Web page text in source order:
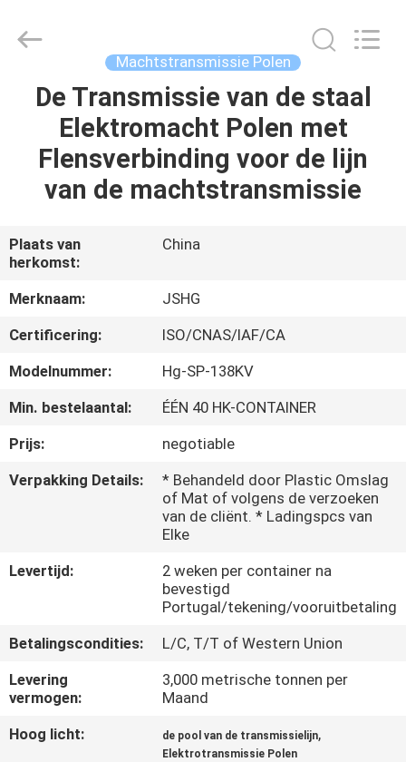
HUIS
PRODUCTEN
VR-
SHOW
ONGEVEER
FABRIEKSREIS
KWALITEITSCONTROLE
CONTACTEER
NIEUWS
VERZOEK
OM EEN
co.,ltd.
Reserved.
Machtstransmissie Polen
De Transmissie van de staal
Elektromacht Polen met
Flensverbinding voor de lijn
van de machtstransmissie
Plaats van
herkomst:
China
Merknaam:
JSHG
Certificering:
ISO/CNAS/IAF/CA
Modelnummer:
Hg-SP-138KV
Min. bestelaantal:
ÉÉN 40 HK-CONTAINER
Prijs:
negotiable
Verpakking Details:
* Behandeld door Plastic Omslag
of Mat of volgens de verzoeken
van de cliënt. * Ladingspcs van
Elke
Levertijd:
2 weken per container na
bevestigd
Portugal/tekening/vooruitbetaling
Betalingscondities:
L/C, T/T of Western Union
Levering
vermogen:
3,000 metrische tonnen per
Maand
Hoog licht:
de pool van de transmissielijn,
Elektrotransmissie Polen